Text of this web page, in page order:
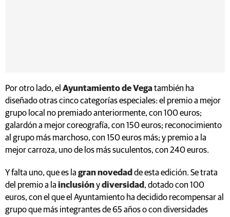
Por otro lado, el Ayuntamiento de Vegatambién ha
diseñado otras cinco categorías especiales: el premio a mejor
grupo local no premiado anteriormente, con 100 euros;
galardón a mejor coreografía, con 150 euros; reconocimiento
al grupo más marchoso, con 150 euros más; y premio a la
mejor carroza, uno de los más suculentos, con 240 euros.
Y falta uno, que es la gran novedad de esta edición. Se trata
del premio a la inclusiónydiversidad , dotado con 100
euros, con el que el Ayuntamiento ha decidido recompensar al
grupo que más integrantes de 65 años o con diversidades